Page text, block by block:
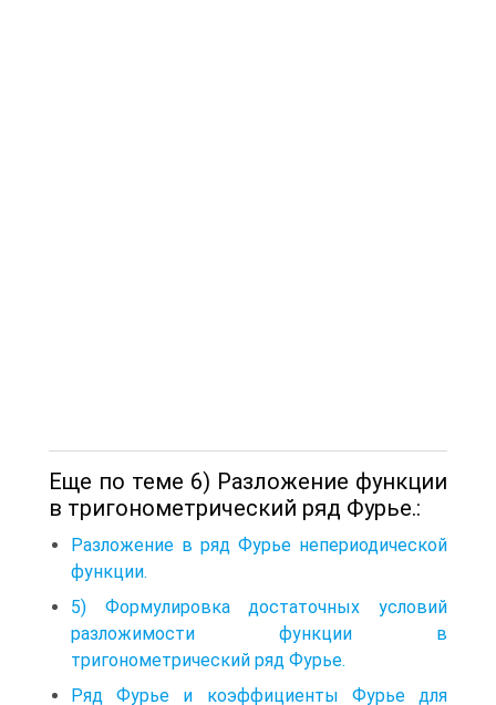
Еще по теме 6) Разложение функции
в тригонометрический ряд Фурье.:
Разложение в ряд Фурье непериодической
функции.
5) Формулировка достаточных условий
разложимости функции в
тригонометрический ряд Фурье.
Ряд Фурье и коэффициенты Фурье для